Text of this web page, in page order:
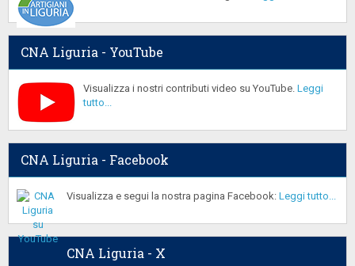
CNA Liguria - YouTube
Visualizza i nostri contributi video su YouTube. Leggi
tutto...
CNA Liguria - Facebook
Visualizza e segui la nostra pagina Facebook: Leggi tutto...
CNA Liguria - X